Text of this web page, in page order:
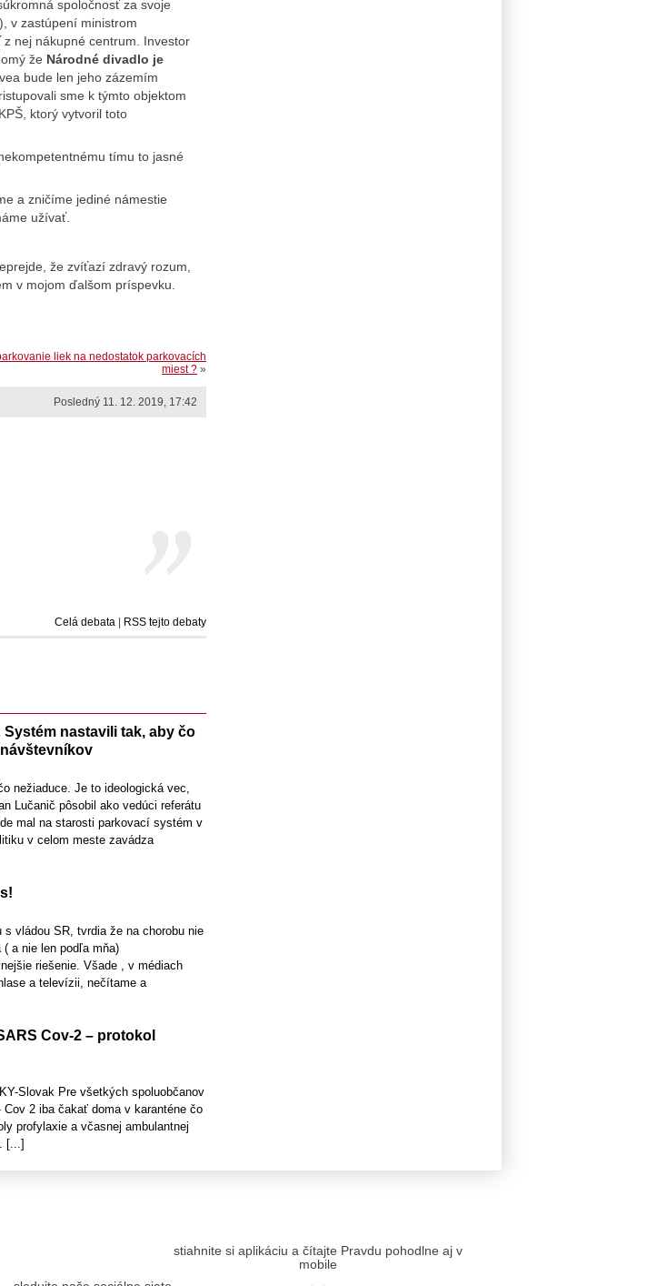
spoločnosť za svoje
v zastúpení ministrom
nej nákupné centrum. Investor
že Národné divadlo je
bude len jeho zázemím
sme k týmto objektom
ktorý vytvoril toto
tímu to jasné
a zničíme jediné námestie
užívať.
že zvíťazí zdravý rozum,
v mojom ďalšom príspevku.
liek na nedostatok parkovacích
miest ? »
Posledný 11. 12. 2019, 17:42
Celá debata RSS tejto debaty
nastavili tak, aby čo
nežiaduce. Je to ideologická vec,
Lučanič pôsobil ako vedúci referátu
mal na starosti parkovací systém v
v celom meste zavádza
s vládou SR, tvrdia že na chorobu nie
a nie len podľa mňa)
riešenie. Všade , v médiach
a televízii, nečítame a
Cov-2 – protokol
Slovak Pre všetkých spoluobčanov
2 iba čakať doma v karanténe čo
profylaxie a včasnej ambulantnej
[...]
stiahnite si aplikáciu a čítajte Pravdu pohodlne aj v
mobile